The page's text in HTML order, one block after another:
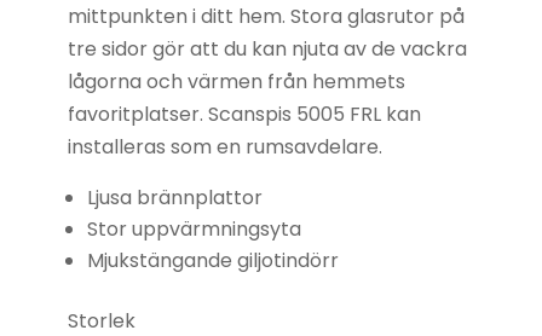
mittpunkten i ditt hem. Stora glasrutor på
tre sidor gör att du kan njuta av de vackra
lågorna och värmen från hemmets
favoritplatser. Scanspis 5005 FRL kan
installeras som en rumsavdelare.
Ljusa brännplattor
Stor uppvärmningsyta
Mjukstängande giljotindörr
Storlek